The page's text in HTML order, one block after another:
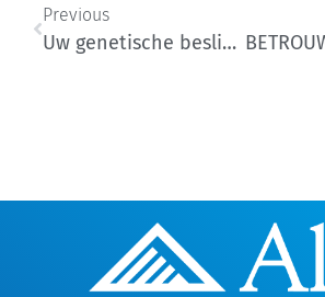
Previous
Uw genetische beslissing van vandaag is uw toekomstige veestapel